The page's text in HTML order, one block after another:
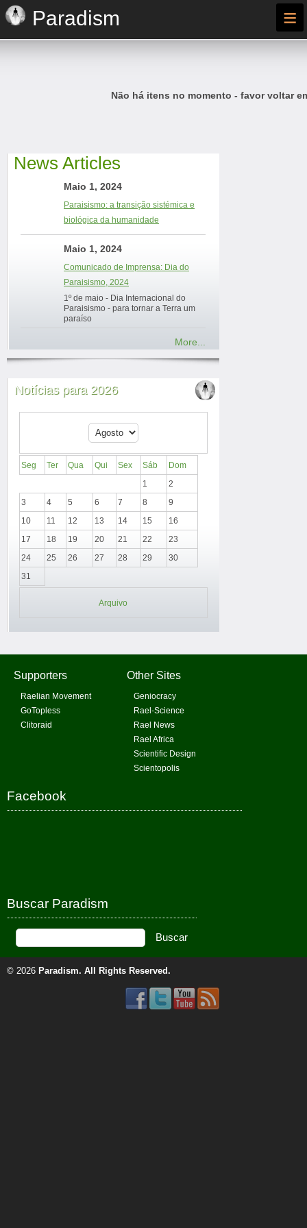
Paradism ≡
Não há itens no momento - favor voltar
News Articles
Maio 1, 2024
Paraisismo: a transição sistémica e
biológica da humanidade
Maio 1, 2024
Comunicado de Imprensa: Dia do
Paraisismo, 2024
1º de maio - Dia Internacional do
Paraisismo - para tornar a Terra um
paraíso
More...
Notícias para 2026
Seg Ter Qua Qui Sex Sáb
Dom
1
2
3
4 5 6 7 8
9
10
11 12 13 14 15
16
17
18 19 20 21 22
23
24
25 26 27 28 29
30
31
Arquivo
Supporters
Raelian Movement
GoTopless
Clitoraid
Other Sites
Geniocracy
Rael-Science
Rael News
Rael Africa
Scientific Design
Scientopolis
Facebook
Buscar Paradism
© 2026 Paradism. All Rights Reserved.